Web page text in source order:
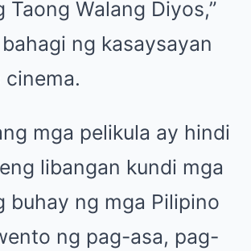
Taong Walang Diyos,”
ng kasaysayan
cinema.
mga pelikula ay hindi
libangan kundi mga
buhay ng mga Pilipino
ng pag-asa, pag-